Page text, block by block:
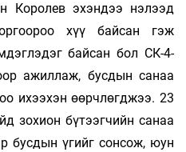
Королев эхэндээ нэлээд
хүү байсан гэж
байсан бол СК-4-
ажиллаж, бусдын санаа
ихээхэн өөрчлөгджээ. 23
зохион бүтээгчийн санаа
бусдын үгийг сонсож, юун